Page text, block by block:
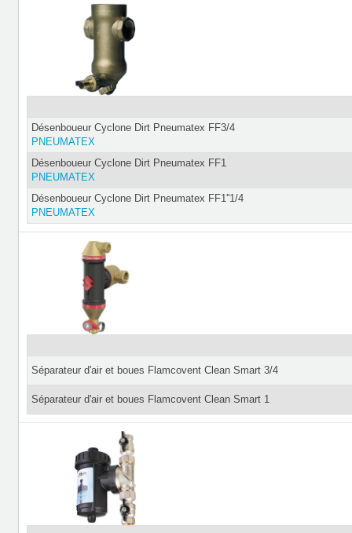
Désenboueur Cyclone Dirt Pneumatex FF3/4
PNEUMATEX
Désenboueur Cyclone Dirt Pneumatex FF1
PNEUMATEX
Désenboueur Cyclone Dirt Pneumatex FF1''1/4
PNEUMATEX
Séparateur d'air et boues Flamcovent Clean Smart 3/4
Séparateur d'air et boues Flamcovent Clean Smart 1